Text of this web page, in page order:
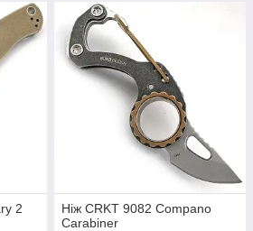
2
Ніж CRKT 9082 Compano
Carabiner